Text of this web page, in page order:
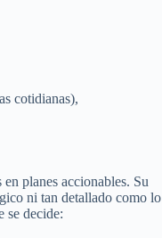
cotidianas),
planes accionables. Su
ni tan detallado como lo
se decide: